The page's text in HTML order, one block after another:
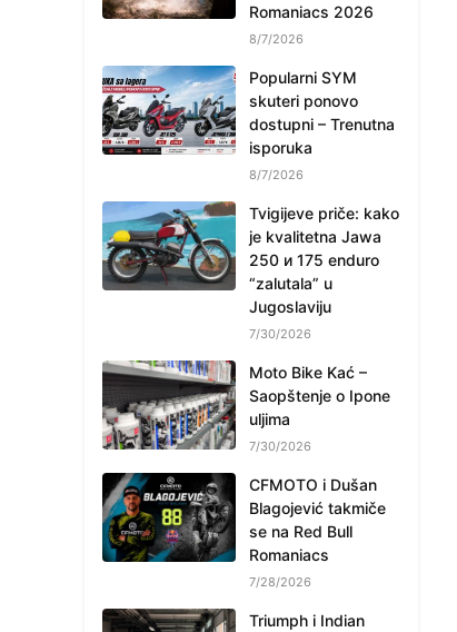
Romaniacs 2026
8/7/2026
Popularni SYM
skuteri ponovo
dostupni – Trenutna
isporuka
8/7/2026
Tvigijeve priče: kako
je kvalitetna Jawa
250 и 175 enduro
“zalutala” u
Jugoslaviju
7/30/2026
Moto Bike Kać –
Saopštenje o Ipone
uljima
7/30/2026
CFMOTO i Dušan
Blagojević takmiče
se na Red Bull
Romaniacs
7/28/2026
Triumph i Indian